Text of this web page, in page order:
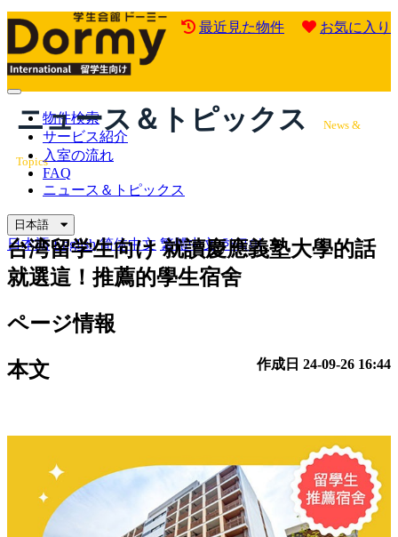
最近見た物件 お気に入り
Mobile
Menu 物件検索
サービス紹介
入室の流れ
FAQ
ニュース＆トピックス
日本語
日本語 English 简体中文 繁體中文 한국어
ニュース＆トピックス News &
Topics
台湾留学生向け 就讀慶應義塾大學的話
就選這！推薦的學生宿舍
ページ情報
作成日 24-09-26 16:44
本文